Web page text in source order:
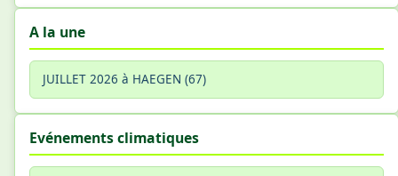
A la une
JUILLET 2026 à HAEGEN (67)
Evénements climatiques